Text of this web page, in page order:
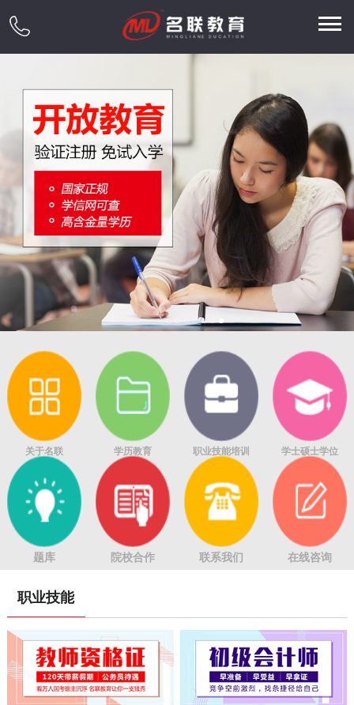
关于名联 学历教育 职业技能培训 学士硕士学位
题库 院校合作 联系我们 在线咨询
职业技能